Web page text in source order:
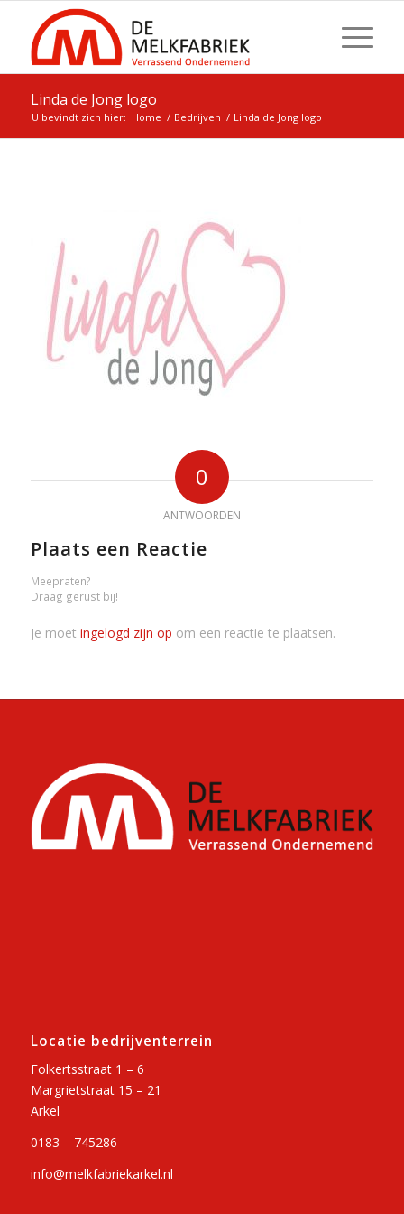
Linda de Jong logo
U bevindt zich hier: Home / Bedrijven / Linda de Jong logo
0
ANTWOORDEN
Plaats een Reactie
Meepraten?
Draag gerust bij!
Je moet ingelogd zijn op om een reactie te plaatsen.
Locatie bedrijventerrein
Folkertsstraat 1 – 6
Margrietstraat 15 – 21
Arkel
0183 – 745286
info@melkfabriekarkel.nl